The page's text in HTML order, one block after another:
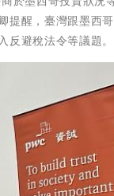
提醒，臺灣跟墨西
反避稅法令等議題。